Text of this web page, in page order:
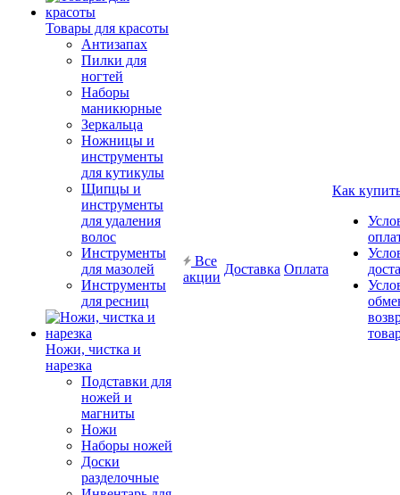
Товары для красоты
Антизапах
Пилки для
ногтей
Наборы
маникюрные
Зеркальца
Ножницы и
инструменты
для кутикулы
Щипцы и
инструменты
для удаления
волос
Инструменты
для мазолей
Инструменты
для ресниц
Ножи, чистка и
нарезка
Подставки для
ножей и
магниты
Ножи
Наборы ножей
Доски
разделочные
Все
акции
Доставка Оплата
Как